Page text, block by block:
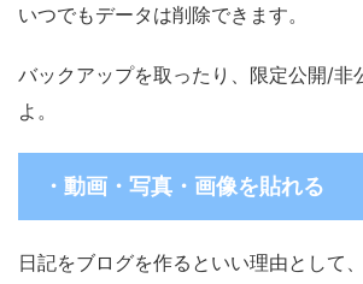
いつでもデータは削除できます。
バックアップを取ったり、限定公開/非
よ。
・動画・写真・画像を貼れる
日記をブログを作るといい理由として